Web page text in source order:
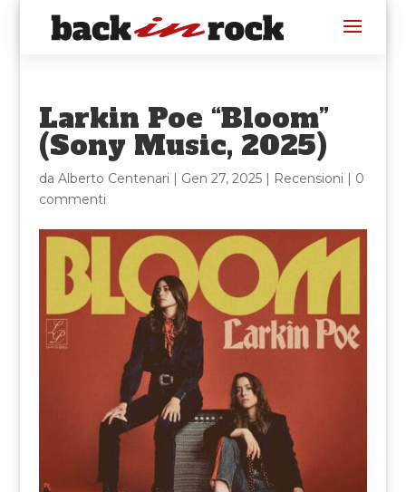
Larkin Poe “Bloom”
(Sony Music, 2025)
da Alberto Centenari | Gen 27, 2025| Recensioni | 0
commenti